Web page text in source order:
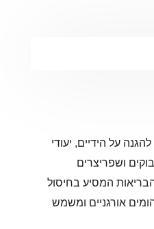
עם חומר להגנה על הידיים, יעודי
ושפריצרים
המסיע בחיסול
אורגניים ומשמש